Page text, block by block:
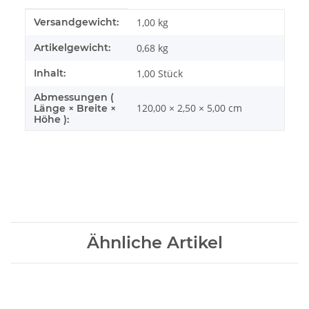
Produkteigenschaft
Wert
Versandgewicht: 1,00 kg
Artikelgewicht: 0,68 kg
Inhalt: 1,00 Stück
Abmessungen (
Länge × Breite ×
Höhe ):
120,00 × 2,50 × 5,00 cm
Ähnliche Artikel